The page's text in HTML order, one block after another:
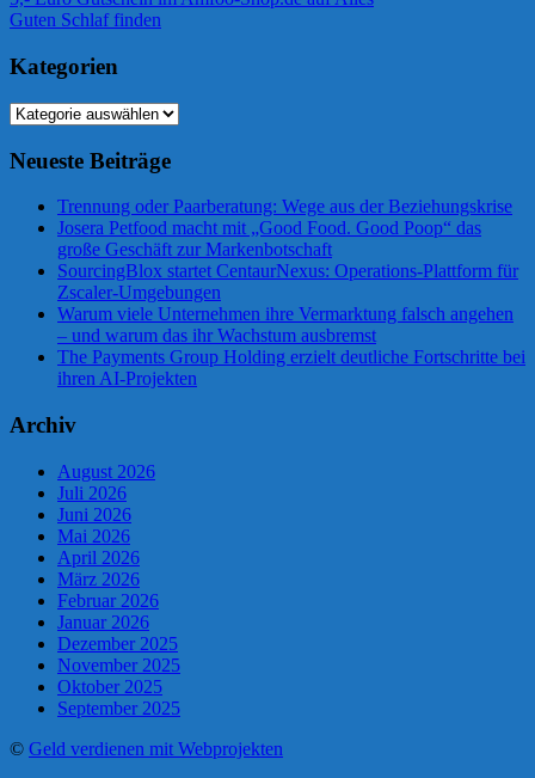
Beitrag:
Nächster
Guten Schlaf finden
Kategorien
Kategorien
Neueste Beiträge
Trennung oder Paarberatung: Wege aus der Beziehungskrise
Josera Petfood macht mit „Good Food. Good Poop“ das
große Geschäft zur Markenbotschaft
SourcingBlox startet CentaurNexus: Operations-Plattform für
Zscaler-Umgebungen
Warum viele Unternehmen ihre Vermarktung falsch angehen
– und warum das ihr Wachstum ausbremst
The Payments Group Holding erzielt deutliche Fortschritte bei
ihren AI-Projekten
Archiv
August 2026
Juli 2026
Juni 2026
Mai 2026
April 2026
März 2026
Februar 2026
Januar 2026
Dezember 2025
November 2025
Oktober 2025
September 2025
© Geld verdienen mit Webprojekten